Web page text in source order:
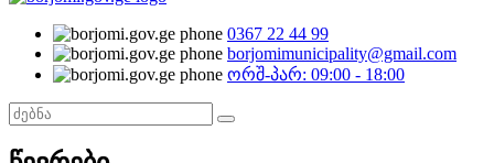
0367 22 44 99
borjomimunicipality@gmail.com
ორშ-პარ: 09:00 - 18:00